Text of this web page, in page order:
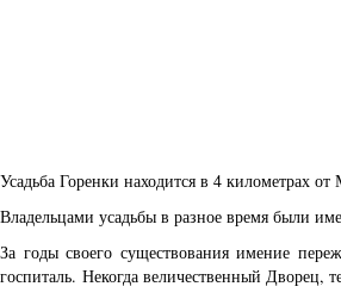
Усадьба Горенки находится в 4 километрах
Владельцами усадьбы в разное время были
За годы своего существования имение
госпиталь. Некогда величественный Дворец,